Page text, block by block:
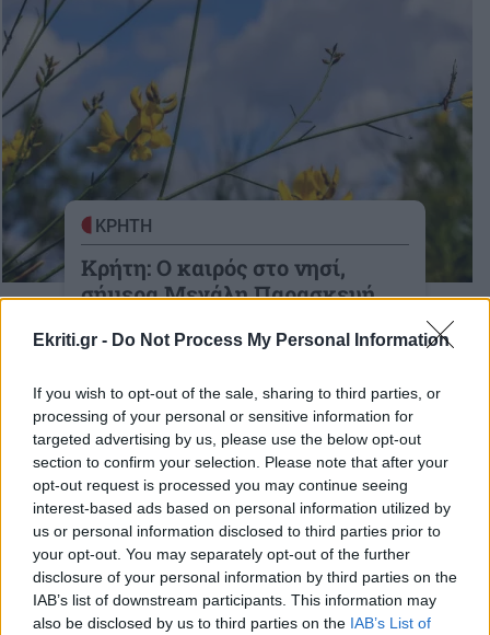
Ekriti.gr - Do Not Process My Personal Information
If you wish to opt-out of the sale, sharing to third parties, or
processing of your personal or sensitive information for
targeted advertising by us, please use the below opt-out
section to confirm your selection. Please note that after your
opt-out request is processed you may continue seeing
interest-based ads based on personal information utilized by
us or personal information disclosed to third parties prior to
your opt-out. You may separately opt-out of the further
disclosure of your personal information by third parties on the
IAB’s list of downstream participants. This information may
also be disclosed by us to third parties on the IAB’s List of
ΚΡΗΤΗ
Κρήτη: Ο καιρός στο νησί,
σήμερα Μεγάλη Παρασκευή
Δείτε βίντεο με την εξέλιξη του καιρού
ΑΦΙΕΡΩΜΑΤΑ
Μεγάλη Παρασκευή: Η πιο
θλιμένη ημέρα της
Ορθοδοξίας - Η κορύφωση
του Θείου Δράματος
07:07 | 18/04/2025